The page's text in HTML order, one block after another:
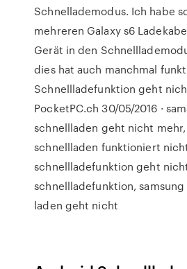
Schnellademodus. Ich habe
mehreren Galaxy s6
Gerät in den
dies hat auch manchmal
Schnellladefunktion geht
PocketPC.ch 30/05/2016 ·
schnellladen geht nicht mehr,
schnellladen funktioniert
schnellladefunktion geht
schnellladefunktion,
laden geht nicht